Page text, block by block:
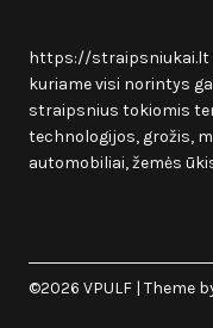
https://straipsniukai.lt
kuriame visi norintys
straipsnius tokiomis
technologijos, grožis,
automobiliai, žemės
©2026 VPULF | Theme